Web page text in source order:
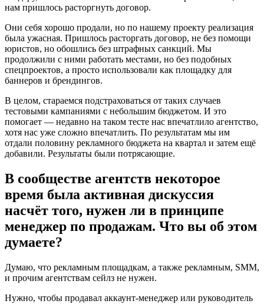
нам пришлось расторгнуть договор.
Они себя хорошо продали, но по нашему проекту реализация
была ужасная. Пришлось расторгать договор, не без помощи
юристов, но обошлись без штрафных санкций. Мы
продолжили с ними работать местами, но без подобных
спецпроектов, а просто использовали как площадку для
баннеров и брендингов.
В целом, стараемся подстраховаться от таких случаев
тестовыми кампаниями с небольшим бюджетом. И это
помогает — недавно на таком тесте нас впечатлило агентство,
хотя нас уже сложно впечатлить. По результатам мы им
отдали половину рекламного бюджета на квартал и затем ещё
добавили. Результаты были потрясающие.
В сообществе агентств некоторое
время была активная дискуссия
насчёт того, нужен ли в принципе
менеджер по продажам. Что вы об этом
думаете?
Думаю, что рекламным площадкам, а также рекламным, SMM,
и прочим агентствам сейлз не нужен.
Нужно, чтобы продавал аккаунт-менеджер или руководитель